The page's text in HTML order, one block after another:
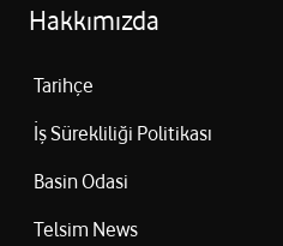
Hakkımızda
Tarihçe
İş Sürekliliği Politikası
Basin Odasi
Telsim News